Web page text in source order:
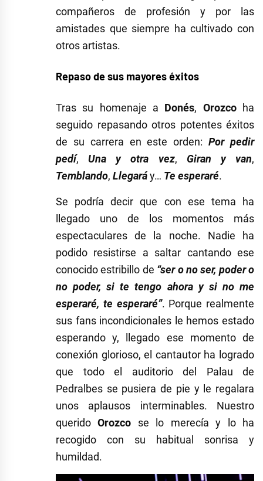
compañeros de profesión y por las
amistades que siempre ha cultivado con
otros artistas.
Repaso de sus mayores éxitos
Tras su homenaje a Donés, Orozcoha
seguido repasando otros potentes éxitos
de su carrera en este orden:Por pedir
pedí, Una y otra vez, Giran y van,
Temblando, Llegaráy… Te esperaré.
Se podría decir que con ese tema ha
llegado uno de los momentos más
espectaculares de la noche. Nadie ha
podido resistirse a saltar cantando ese
conocido estribillo de “ser o no ser, poder o
no poder, si te tengo ahora y si no me
esperaré, te esperaré”. Porque realmente
sus fans incondicionales le hemos estado
esperando y, llegado ese momento de
conexión glorioso, el cantautor ha logrado
que todo el auditorio del Palau de
Pedralbes se pusiera de pie y le regalara
unos aplausos interminables. Nuestro
queridoOrozco se lo merecía y lo ha
recogido con su habitual sonrisa y
humildad.